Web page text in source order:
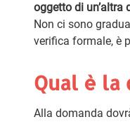
oggetto di un’altra
Non ci sono
verifica formale, è
Qual è la
Alla domanda